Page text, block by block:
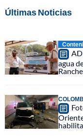
Últimas Noticias
agua